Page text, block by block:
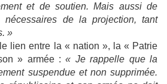
et de soutien. Mais aussi de
nécessaires de la projection, tant
»
le lien entre la « nation », la « Patrie
» armée :« Je rappelle que la
suspendue et non supprimée.